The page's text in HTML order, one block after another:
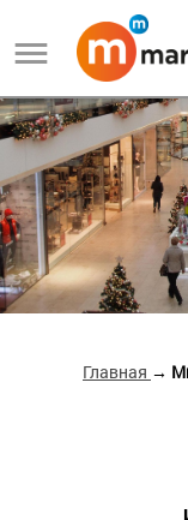
Главная →